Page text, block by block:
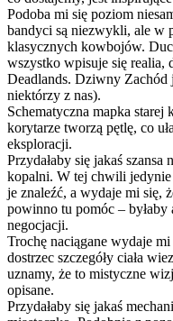
Podoba mi się poziom
bandyci są niezwykli, ale w
klasycznych kowbojów.
wszystko wpisuje się realia,
Deadlands. Dziwny
niektórzy z nas).
Schematyczna mapka
korytarze tworzą pętlę, co
eksploracji.
Przydałaby się jakaś
kopalni. W tej chwili jedynie
je znaleźć, a wydaje mi się,
powinno tu pomóc –
negocjacji.
Trochę naciągane wydaje
dostrzec szczegóły ciała
uznamy, że to mistyczne
opisane.
Przydałaby się jakaś